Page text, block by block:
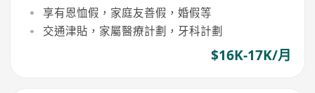
享有恩恤假，家庭友善假，婚假等
交通津貼，家屬醫療計劃，牙科計劃
$16K-17K/月